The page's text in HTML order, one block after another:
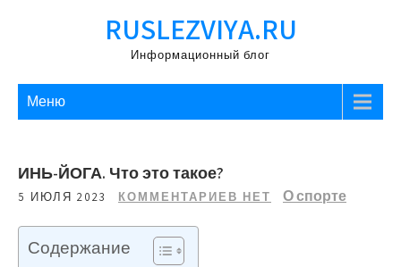
RUSLEZVIYA.RU
Информационный блог
Меню
ИНЬ-ЙОГА. Что это такое?
5 ИЮЛЯ 2023 КОММЕНТАРИЕВ НЕТ О спорте
Содержание